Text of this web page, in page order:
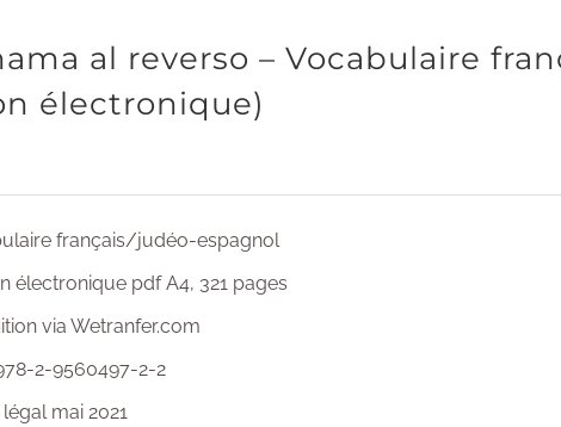
al reverso – Vocabulaire
électronique)
français/judéo-espagnol
électronique pdf A4, 321 pages
via Wetranfer.com
2-9560497-2-2
mai 2021